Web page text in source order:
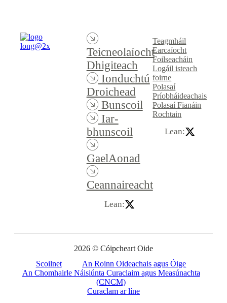
Teicneolaíocht
Dhigiteach
Ionduchtú
Droichead
Bunscoil
Iar-
bhunscoil
GaelAonad
Ceannaireacht
Lean:
Teagmháil
Earcaíocht
Foilseacháin
Logáil isteach
foirne
Polasaí
Príobháideachais
Polasaí Fianáin
Rochtain
Lean:
2026 © Cóipcheart Oide
Scoilnet
An Roinn Oideachais agus Óige
An Chomhairle Náisiúnta Curaclaim agus Measúnachta
(CNCM)
Curaclam ar líne